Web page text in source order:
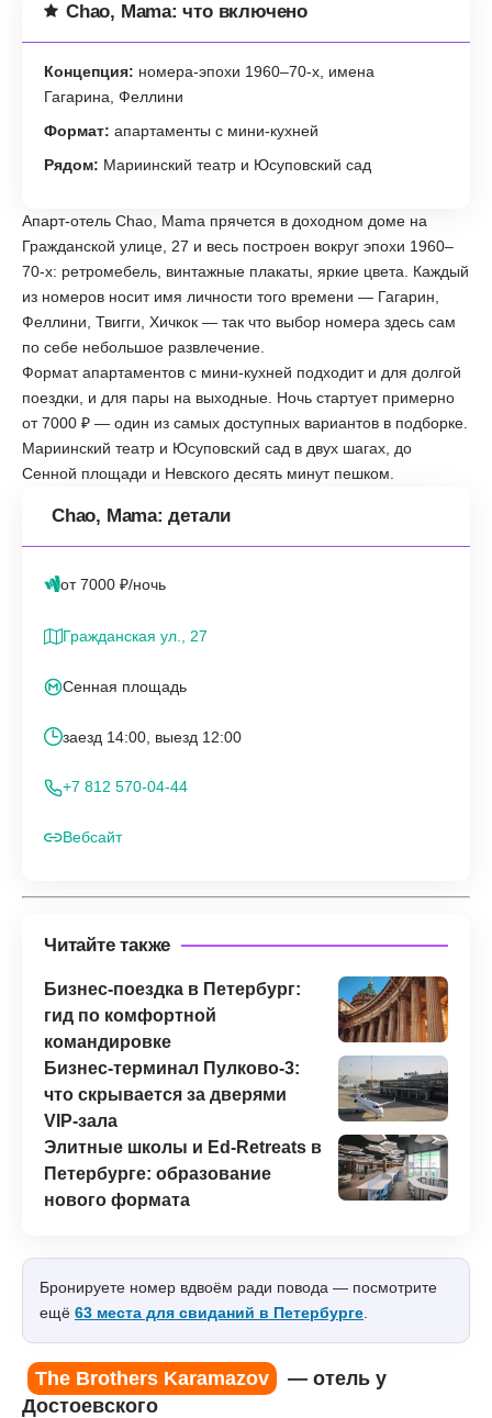
Chao, Mama: что включено
Концепция: номера-эпохи 1960–70-х, имена
Гагарина, Феллини
Формат: апартаменты с мини-кухней
Рядом: Мариинский театр и Юсуповский сад
Апарт-отель Chao, Mama прячется в доходном доме на
Гражданской улице, 27 и весь построен вокруг эпохи 1960–
70-х: ретромебель, винтажные плакаты, яркие цвета. Каждый
из номеров носит имя личности того времени — Гагарин,
Феллини, Твигги, Хичкок — так что выбор номера здесь сам
по себе небольшое развлечение.
Формат апартаментов с мини-кухней подходит и для долгой
поездки, и для пары на выходные. Ночь стартует примерно
от 7000 ₽ — один из самых доступных вариантов в подборке.
Мариинский театр и Юсуповский сад в двух шагах, до
Сенной площади и Невского десять минут пешком.
Chao, Mama: детали
от 7000 ₽/ночь
Гражданская ул., 27
Сенная площадь
заезд 14:00, выезд 12:00
+7 812 570-04-44
Вебсайт
Читайте также
Бизнес-поездка в Петербург:
гид по комфортной
командировке
Бизнес-терминал Пулково-3:
что скрывается за дверями
VIP-зала
Элитные школы и Ed-Retreats в
Петербурге: образование
нового формата
Бронируете номер вдвоём ради повода — посмотрите
ещё 63 места для свиданий в Петербурге.
The Brothers Karamazov
— отель у
Достоевского